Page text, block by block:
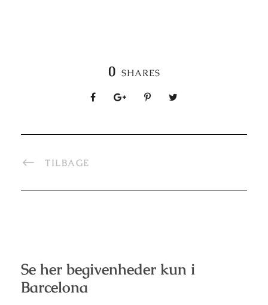
0 SHARES
TILBAGE
Se her begivenheder kun i
Barcelona